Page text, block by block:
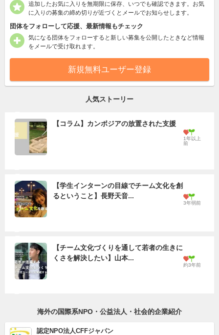
追加したお気に入りを無期限に保存、いつでも確認できます。お気
に入りの募集の締め切りが近づくとメールでお知らせします。
団体をフォローして応援、最新情報もチェック
気になる団体をフォローすると新しい募集を公開したときなど情報
をメールで受け取れます。
新規無料ユーザー登録
人気ストーリー
【コラム】カンボジアの放置された支援
1年以上
前
【学生インターンの目線でチーム文化を創
るということ】長野天音...
3年弱前
【チーム文化づくりを通して若者の生きに
くさを解決したい】山本...
約3年前
海外の国際系NPO・公益法人・社会的企業紹介
認定NPO法人CFFジャパン